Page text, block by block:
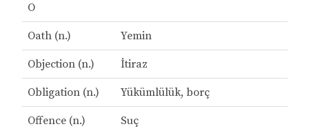
O
Oath (n.) Yemin
Objection (n.) İtiraz
Obligation (n.) Yükümlülük, borç
Offence (n.) Suç